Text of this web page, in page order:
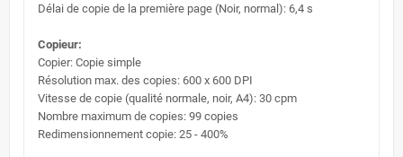
Délai de copie de la première page (Noir, normal): 6,4 s
Copieur:
Copier: Copie simple
Résolution max. des copies: 600 x 600 DPI
Vitesse de copie (qualité normale, noir, A4): 30 cpm
Nombre maximum de copies: 99 copies
Redimensionnement copie: 25 - 400%